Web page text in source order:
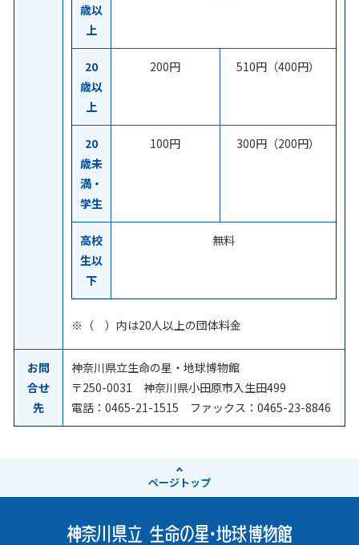
歳以
上
20
歳以
上
200円 510円（400円）
20
歳未
満・
学生
100円 300円（200円）
高校
生以
下
無料
※（ ）内は20人以上の団体料金
お問
合せ
先
神奈川県立生命の星・地球博物館
〒250-0031 神奈川県小田原市入生田499
電話：0465-21-1515 ファックス：0465-23-8846
ページトップ